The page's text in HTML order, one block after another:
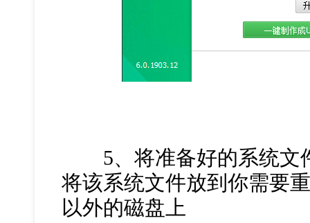
5、将准备好的系统文
将该系统文件放到你需要
以外的磁盘上